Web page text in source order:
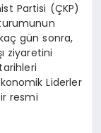
Partisi (ÇKP)
gün sonra,
ziyaretini
Liderler
resmi